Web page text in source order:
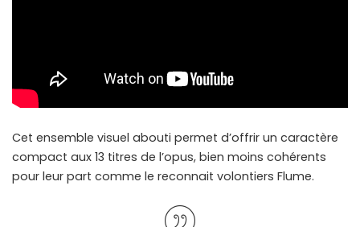
Cet ensemble visuel abouti permet d’offrir un caractère
compact aux 13 titres de l’opus, bien moins cohérents
pour leur part comme le reconnait volontiers Flume.